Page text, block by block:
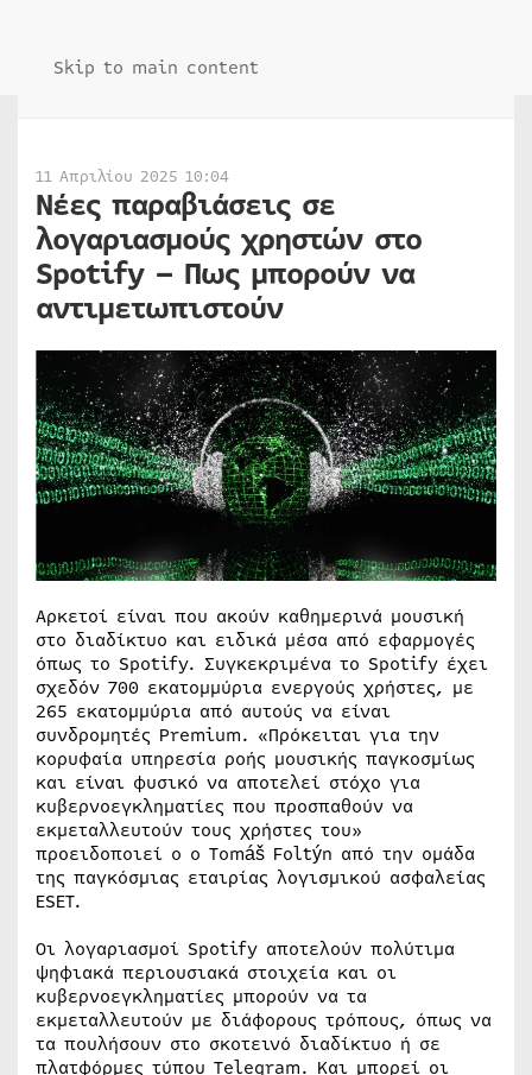
Skip to main content
11 Απριλίου 2025 10:04
Νέες παραβιάσεις σε
λογαριασμούς χρηστών στο
Spotify – Πως μπορούν να
αντιμετωπιστούν
Αρκετοί είναι που ακούν καθημερινά μουσική
στο διαδίκτυο και ειδικά μέσα από εφαρμογές
όπως το Spotify. Συγκεκριμένα το Spotify έχει
σχεδόν 700 εκατομμύρια ενεργούς χρήστες, με
265 εκατομμύρια από αυτούς να είναι
συνδρομητές Premium. «Πρόκειται για την
κορυφαία υπηρεσία ροής μουσικής παγκοσμίως
και είναι φυσικό να αποτελεί στόχο για
κυβερνοεγκληματίες που προσπαθούν να
εκμεταλλευτούν τους χρήστες του»
προειδοποιεί ο o Tomáš Foltýn από την ομάδα
της παγκόσμιας εταιρίας λογισμικού ασφαλείας
ESET.
Οι λογαριασμοί Spotify αποτελούν πολύτιμα
ψηφιακά περιουσιακά στοιχεία και οι
κυβερνοεγκληματίες μπορούν να τα
εκμεταλλευτούν με διάφορους τρόπους, όπως να
τα πουλήσουν στο σκοτεινό διαδίκτυο ή σε
πλατφόρμες τύπου Telegram. Και μπορεί οι